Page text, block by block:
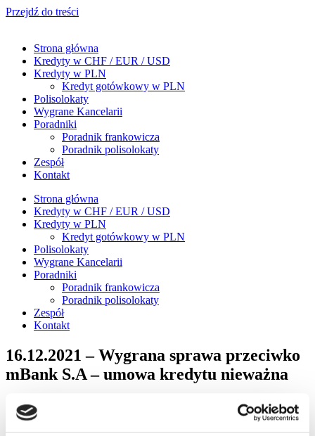
Przejdź do treści
Strona główna
Kredyty w CHF / EUR / USD
Kredyty w PLN
Kredyt gotówkowy w PLN
Polisolokaty
Wygrane Kancelarii
Poradniki
Poradnik frankowicza
Poradnik polisolokaty
Zespół
Kontakt
Strona główna
Kredyty w CHF / EUR / USD
Kredyty w PLN
Kredyt gotówkowy w PLN
Polisolokaty
Wygrane Kancelarii
Poradniki
Poradnik frankowicza
Poradnik polisolokaty
Zespół
Kontakt
16.12.2021 – Wygrana sprawa przeciwko
mBank S.A – umowa kredytu nieważna
Sąd Okręgowy w Gdańsku XV Wydział Cywilny , referent
SSO Ewa Tamowicz wyrokiem z dnia 16.12.2021 r. na
rozprawie ( sygn. akt: XV C 434/20 ) ustalił nieważność